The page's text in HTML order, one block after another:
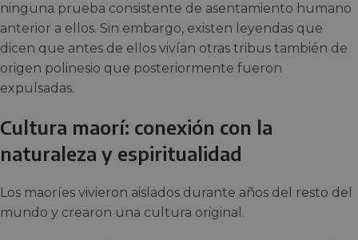
ninguna prueba consistente de asentamiento humano
anterior a ellos. Sin embargo, existen leyendas que
dicen que antes de ellos vivían otras tribus también de
origen polinesio que posteriormente fueron
expulsadas.
Cultura maorí: conexión con la
naturaleza y espiritualidad
Los maoríes vivieron aislados durante años del resto del
mundo y crearon una cultura original.